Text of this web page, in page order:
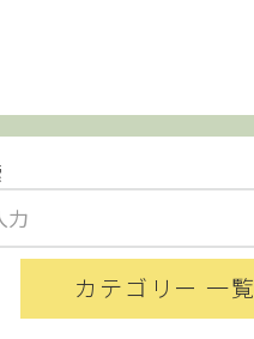
カテゴリー 一覧